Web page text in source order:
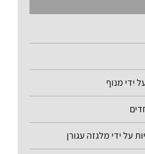
ידי מנוף
על ידי מלגזה עגורן